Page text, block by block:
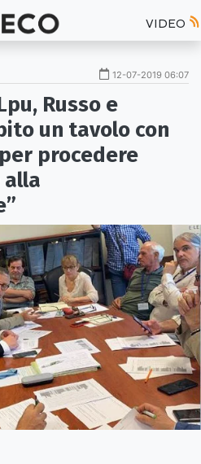
VIDEO
12-07-2019 06:07
Russo e
un tavolo con
procedere